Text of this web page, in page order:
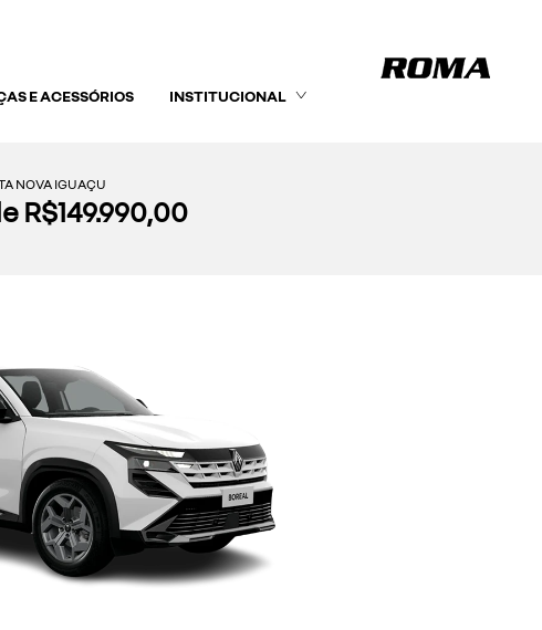
E ACESSÓRIOS INSTITUCIONAL
NOVA IGUAÇU
R$149.990,00